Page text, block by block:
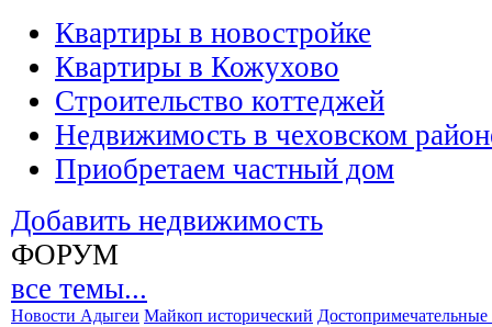
Квартиры в новостройке
Квартиры в Кожухово
Строительство коттеджей
Недвижимость в чеховском
Приобретаем частный дом
Добавить недвижимость
ФОРУМ
все темы...
Новости Адыгеи Майкоп исторический Достопримечательные